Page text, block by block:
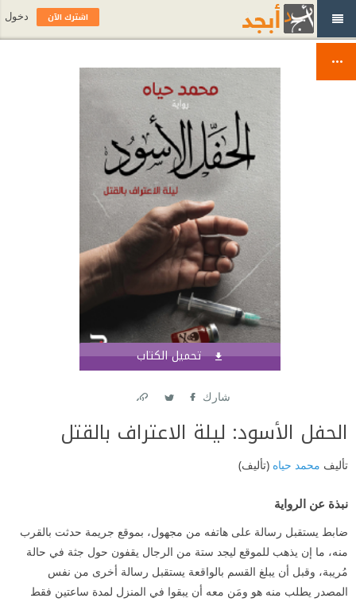
تحميل الكتاب
شارك
الحفل الأسود: ليلة الاعتراف بالقتل
تأليف محمد حياه (تأليف)
نبذة عن الرواية
ضابط يستقبل رسالة على هاتفه من مجهول، بموقع جريمة حدثت بالقرب
منه، ما إن يذهب للموقع ليجد ستة من الرجال يقفون حول جثة في حالة
مُريبة، وقبل أن يبلغ القسم بالواقعة يستقبل رسالة أخرى من نفس
المصدر يطلب منه هو ومَن معه أن يبقوا في المنزل لمدة ساعتين فقط
اشترك الآن دخول